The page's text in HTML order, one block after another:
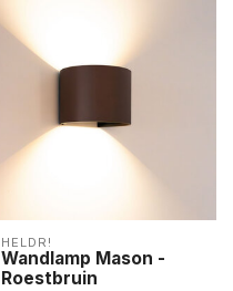
HELDR!
Wandlamp Mason -
Roestbruin